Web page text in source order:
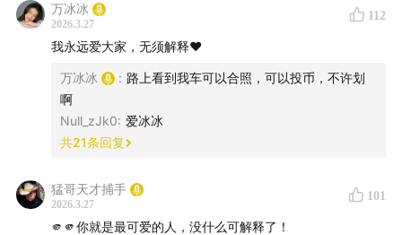
万冰冰
2026.3.27
112
我永远爱大家，无须解释❤️
万冰冰 : 路上看到我车可以合照，可以投币，不许划
啊
Null_zJk0: 爱冰冰
共21条回复
猛哥天才捕手
2026.3.27
101
🫵🫵你就是最可爱的人，没什么可解释了！